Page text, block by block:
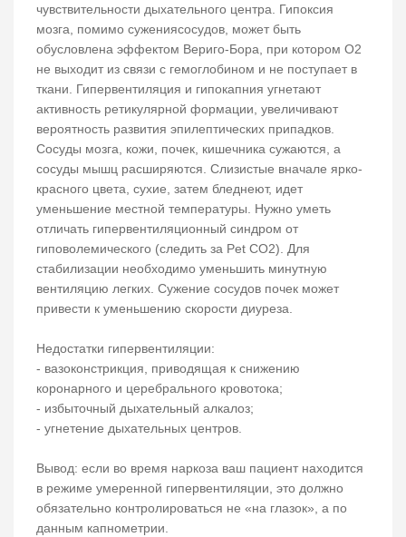
чувствительности дыхательного центра. Гипоксия
мозга, помимо сужениясосудов, может быть
обусловлена эффектом Вериго-Бора, при котором О2
не выходит из связи с гемоглобином и не поступает в
ткани. Гипервентиляция и гипокапния угнетают
активность ретикулярной формации, увеличивают
вероятность развития эпилептических припадков.
Сосуды мозга, кожи, почек, кишечника сужаются, а
сосуды мышц расширяются. Слизистые вначале ярко-
красного цвета, сухие, затем бледнеют, идет
уменьшение местной температуры. Нужно уметь
отличать гипервентиляционный синдром от
гиповолемического (следить за Pet CO2). Для
стабилизации необходимо уменьшить минутную
вентиляцию легких. Сужение сосудов почек может
привести к уменьшению скорости диуреза.
Недостатки гипервентиляции:
- вазоконстрикция, приводящая к снижению
коронарного и церебрального кровотока;
- избыточный дыхательный алкалоз;
- угнетение дыхательных центров.
Вывод: если во время наркоза ваш пациент находится
в режиме умеренной гипервентиляции, это должно
обязательно контролироваться не «на глазок», а по
данным капнометрии.